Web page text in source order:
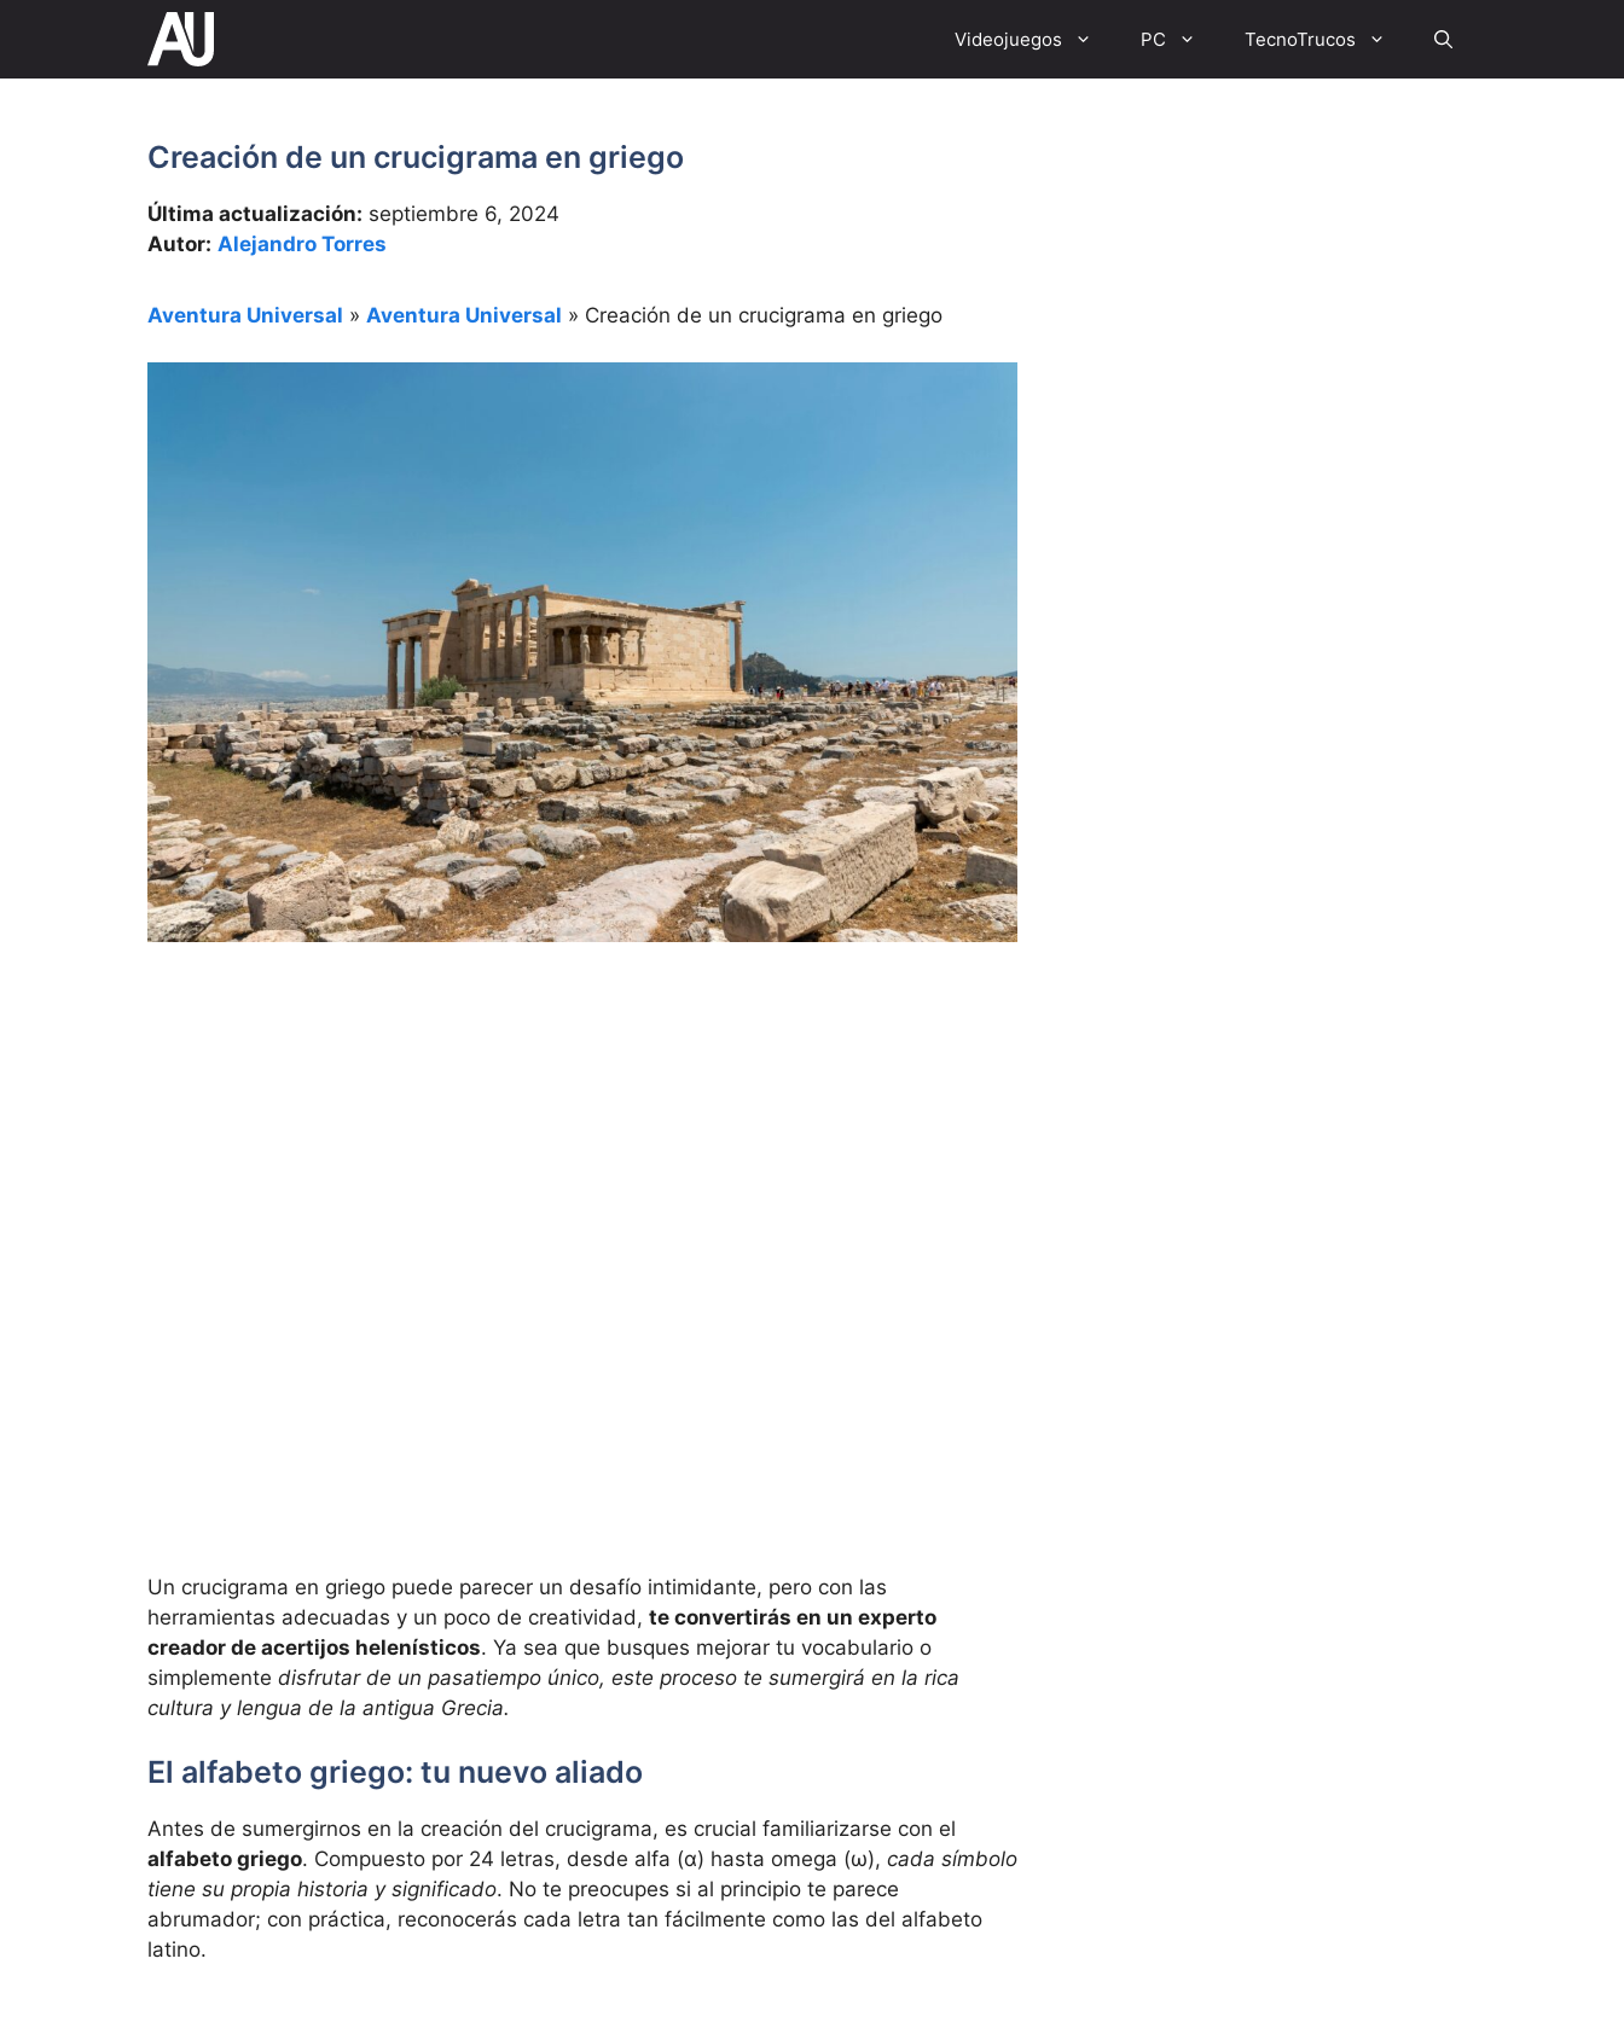
contenido
Videojuegos PC TecnoTrucos
Creación de un crucigrama en griego
Última actualización: septiembre 6, 2024
Autor: Alejandro Torres
Aventura Universal » Aventura Universal » Creación de un crucigrama en griego
Un crucigrama en griego puede parecer un desafío intimidante, pero con las
herramientas adecuadas y un poco de creatividad, te convertirás en un experto
creador de acertijos helenísticos. Ya sea que busques mejorar tu vocabulario o
simplemente disfrutar de un pasatiempo único, este proceso te sumergirá en la rica
cultura y lengua de la antigua Grecia.
El alfabeto griego: tu nuevo aliado
Antes de sumergirnos en la creación del crucigrama, es crucial familiarizarse con el
alfabeto griego. Compuesto por 24 letras, desde alfa (α) hasta omega (ω), cada símbolo
tiene su propia historia y significado. No te preocupes si al principio te parece
abrumador; con práctica, reconocerás cada letra tan fácilmente como las del alfabeto
latino.